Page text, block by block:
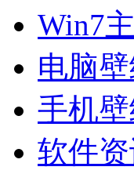
Win7
电脑
手机
软件